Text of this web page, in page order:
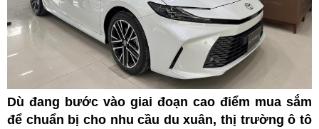
Dù đang bước vào giai đoạn cao điểm mua sắm
để chuẩn bị cho nhu cầu du xuân, thị trường ô tô